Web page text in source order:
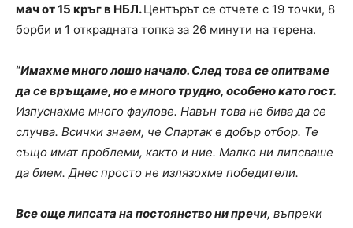
мач от 15 кръг в НБЛ.Центърът се отчете с 19 точки, 8
борби и 1 открадната топка за 26 минути на терена.
“Имахме много лошо начало. След това се опитваме
да се връщаме, но е много трудно, особено като гост.
Изпуснахме много фаулове. Навън това не бива да се
случва. Всички знаем, че Спартак е добър отбор. Те
също имат проблеми, както и ние. Малко ни липсваше
да бием. Днес просто не излязохме победители.
Все още липсата на постоянство ни пречи, въпреки